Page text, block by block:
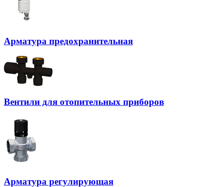
Арматура предохранительная
Вентили для отопительных приборов
Арматура регулирующая